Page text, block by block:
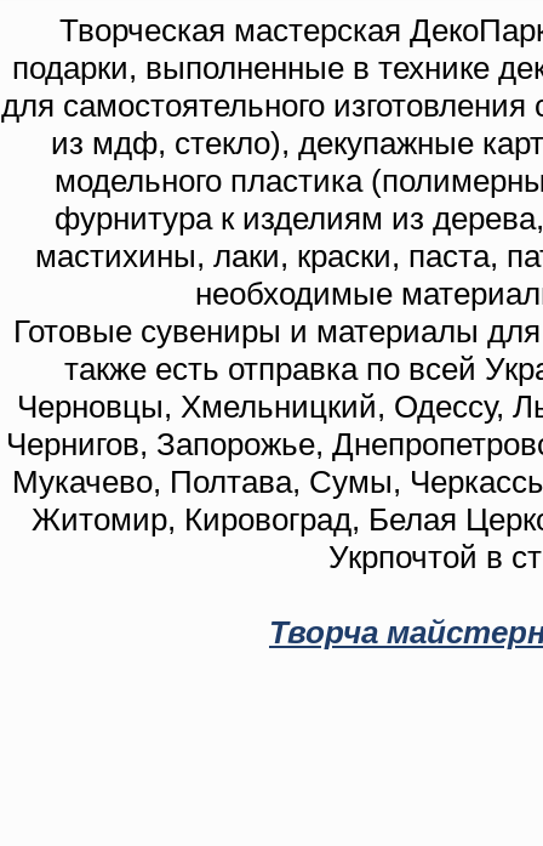
Творческая мастерская
подарки, выполненные в технике
для самостоятельного
из мдф, стекло), декупажные
модельного пластика
фурнитура к изделиям из
мастихины, лаки, краски, паста,
необходимые
Готовые сувениры и материалы
также есть отправка по всей
Черновцы, Хмельницкий, Одессу,
Чернигов, Запорожье,
Мукачево, Полтава, Сумы,
Житомир, Кировоград, Белая
Укрпочтой в
Творча